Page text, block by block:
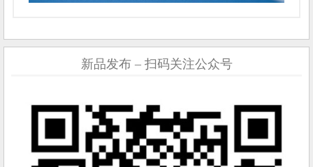
新品发布 – 扫码关注公众号